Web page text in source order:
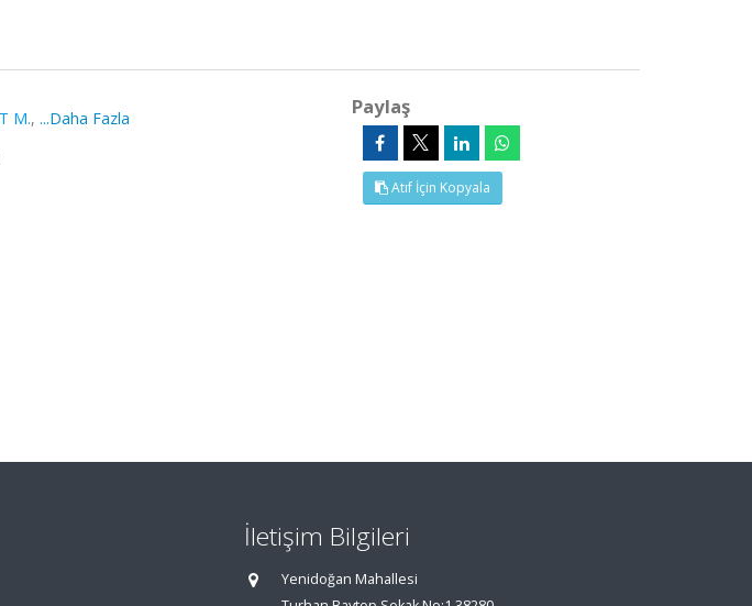
M., ...Daha Fazla
Paylaş
Atıf İçin Kopyala
İletişim Bilgileri
Yenidoğan Mahallesi